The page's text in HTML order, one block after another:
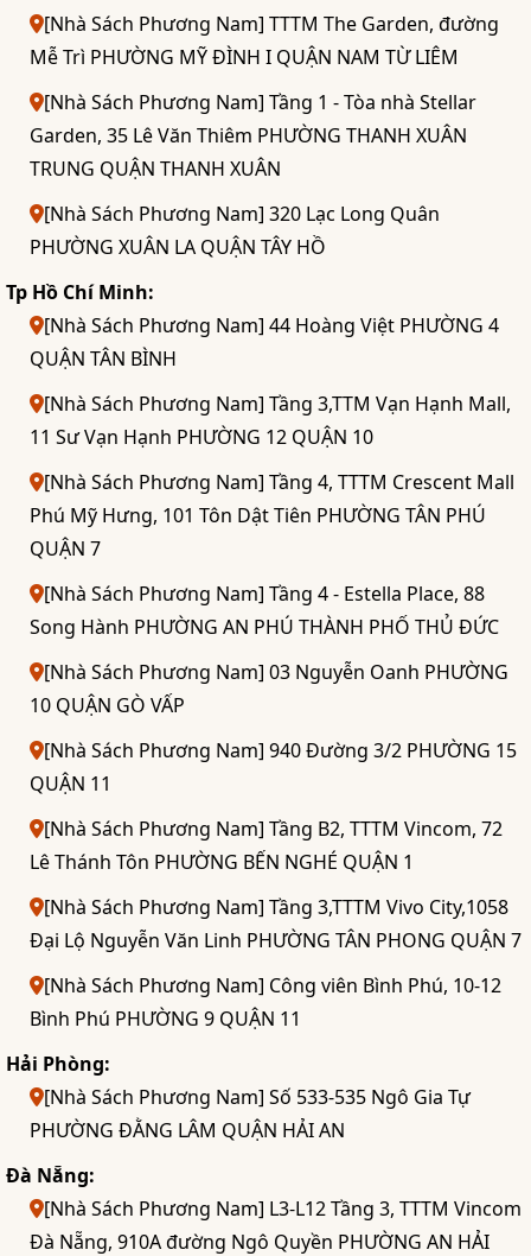
[Nhà Sách Phương Nam] TTTM The Garden, đường
Mễ Trì PHƯỜNG MỸ ĐÌNH I QUẬN NAM TỪ LIÊM
[Nhà Sách Phương Nam] Tầng 1 - Tòa nhà Stellar
Garden, 35 Lê Văn Thiêm PHƯỜNG THANH XUÂN
TRUNG QUẬN THANH XUÂN
[Nhà Sách Phương Nam] 320 Lạc Long Quân
PHƯỜNG XUÂN LA QUẬN TÂY HỒ
Tp Hồ Chí Minh:
[Nhà Sách Phương Nam] 44 Hoàng Việt PHƯỜNG 4
QUẬN TÂN BÌNH
[Nhà Sách Phương Nam] Tầng 3,TTM Vạn Hạnh Mall,
11 Sư Vạn Hạnh PHƯỜNG 12 QUẬN 10
[Nhà Sách Phương Nam] Tầng 4, TTTM Crescent Mall
Phú Mỹ Hưng, 101 Tôn Dật Tiên PHƯỜNG TÂN PHÚ
QUẬN 7
[Nhà Sách Phương Nam] Tầng 4 - Estella Place, 88
Song Hành PHƯỜNG AN PHÚ THÀNH PHỐ THỦ ĐỨC
[Nhà Sách Phương Nam] 03 Nguyễn Oanh PHƯỜNG
10 QUẬN GÒ VẤP
[Nhà Sách Phương Nam] 940 Đường 3/2 PHƯỜNG 15
QUẬN 11
[Nhà Sách Phương Nam] Tầng B2, TTTM Vincom, 72
Lê Thánh Tôn PHƯỜNG BẾN NGHÉ QUẬN 1
[Nhà Sách Phương Nam] Tầng 3,TTTM Vivo City,1058
Đại Lộ Nguyễn Văn Linh PHƯỜNG TÂN PHONG QUẬN 7
[Nhà Sách Phương Nam] Công viên Bình Phú, 10-12
Bình Phú PHƯỜNG 9 QUẬN 11
Hải Phòng:
[Nhà Sách Phương Nam] Số 533-535 Ngô Gia Tự
PHƯỜNG ĐẰNG LÂM QUẬN HẢI AN
Đà Nẵng:
[Nhà Sách Phương Nam] L3-L12 Tầng 3, TTTM Vincom
Đà Nẵng, 910A đường Ngô Quyền PHƯỜNG AN HẢI